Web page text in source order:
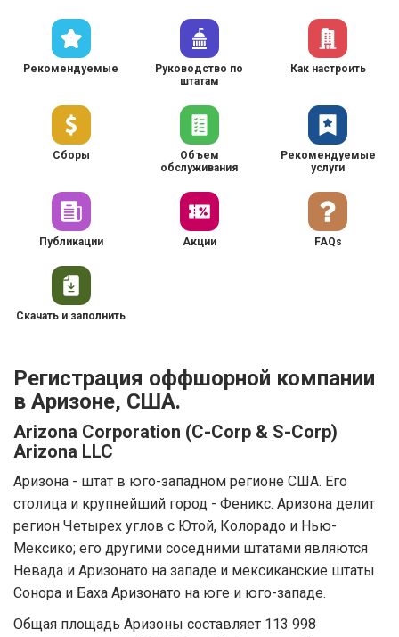
Рекомендуемые
Руководство по
штатам
Как настроить
Сборы
Объем
обслуживания
Рекомендуемые
услуги
Публикации Акции FAQs
Скачать и заполнить
Регистрация оффшорной компании
в Аризоне, США.
Arizona Corporation (C-Corp & S-Corp)
Arizona LLC
Аризона - штат в юго-западном регионе США. Его
столица и крупнейший город - Феникс. Аризона делит
регион Четырех углов с Ютой, Колорадо и Нью-
Мексико; его другими соседними штатами являются
Невада и Аризонато на западе и мексиканские штаты
Сонора и Баха Аризонато на юге и юго-западе.
Общая площадь Аризоны составляет 113 998